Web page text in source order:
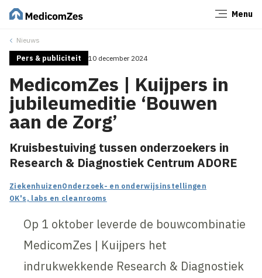
Menu
Nieuws
Pers & publiciteit 10 december 2024
MedicomZes | Kuijpers in
jubileumeditie ‘Bouwen
aan de Zorg’
Kruisbestuiving tussen onderzoekers in
Research & Diagnostiek Centrum ADORE
ZiekenhuizenOnderzoek- en onderwijsinstellingen
OK's, labs en cleanrooms
Op 1 oktober leverde de bouwcombinatie
MedicomZes | Kuijpers het
indrukwekkende Research & Diagnostiek
Sluiten